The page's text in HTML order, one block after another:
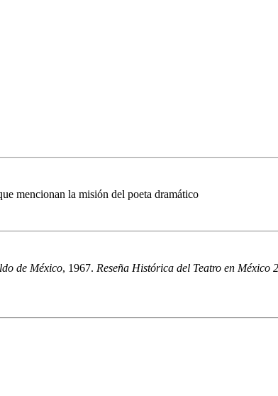
mencionan la misión del poeta dramático
de México, 1967. Reseña Histórica del Teatro en